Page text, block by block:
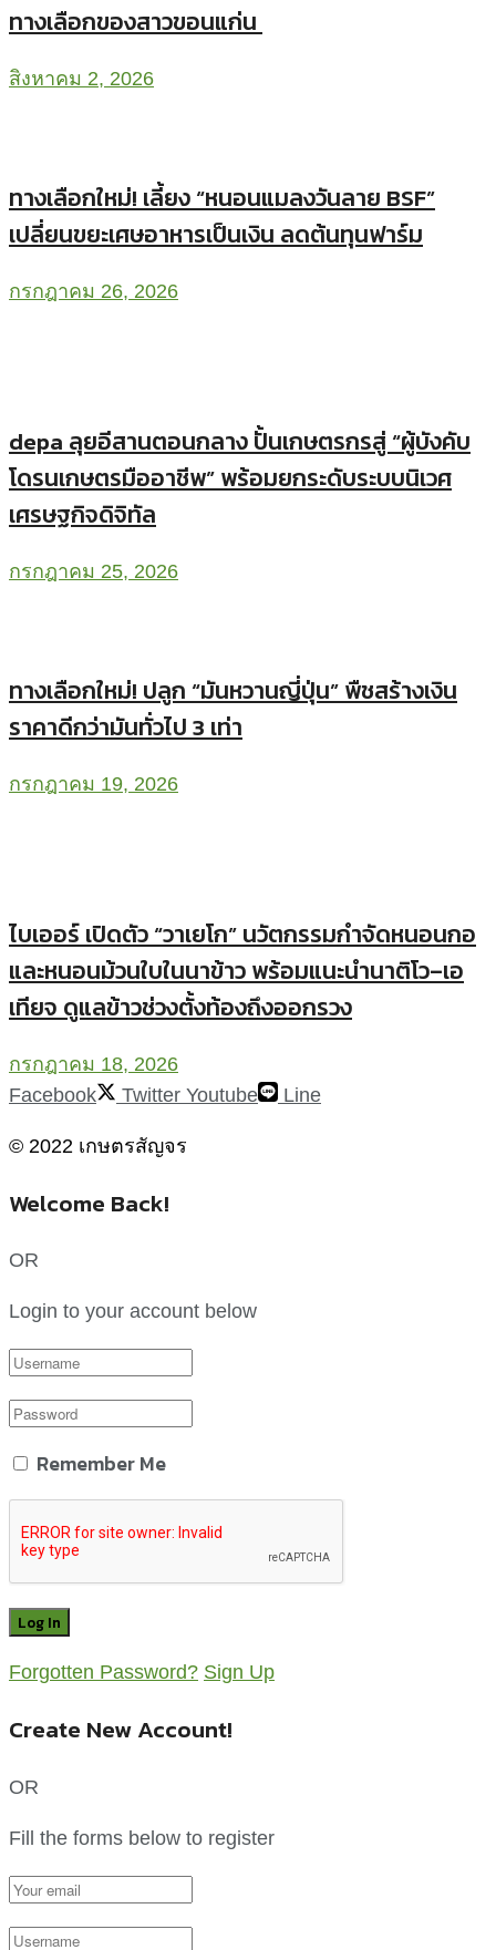
ทางเลือกของสาวขอนแก่น
สิงหาคม 2, 2026
ทางเลือกใหม่! เลี้ยง “หนอนแมลงวันลาย BSF”
เปลี่ยนขยะเศษอาหารเป็นเงิน ลดต้นทุนฟาร์ม
กรกฎาคม 26, 2026
depa ลุยอีสานตอนกลาง ปั้นเกษตรกรสู่ “ผู้บังคับ
โดรนเกษตรมืออาชีพ” พร้อมยกระดับระบบนิเวศ
เศรษฐกิจดิจิทัล
กรกฎาคม 25, 2026
ทางเลือกใหม่! ปลูก “มันหวานญี่ปุ่น” พืชสร้างเงิน
ราคาดีกว่ามันทั่วไป 3 เท่า
กรกฎาคม 19, 2026
ไบเออร์ เปิดตัว “วาเยโก” นวัตกรรมกำจัดหนอนกอ
และหนอนม้วนใบในนาข้าว พร้อมแนะนำนาติโว–เอ
เทียจ ดูแลข้าวช่วงตั้งท้องถึงออกรวง
กรกฎาคม 18, 2026
Facebook
Twitter Youtube Line
© 2022 เกษตรสัญจร
Welcome Back!
OR
Login to your account below
Remember Me
Forgotten Password? Sign Up
Create New Account!
OR
Fill the forms below to register